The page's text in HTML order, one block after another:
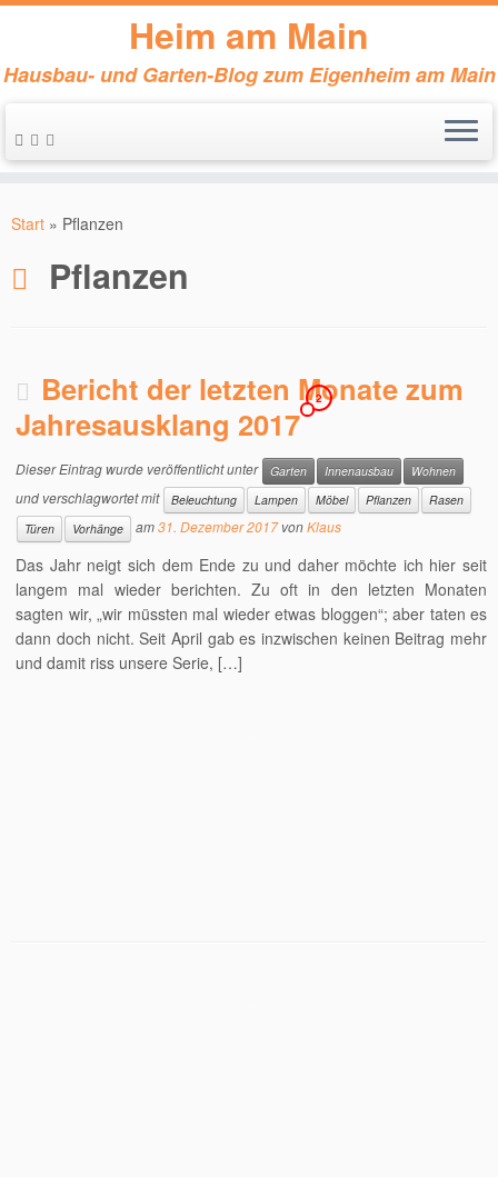
Inhalt
Heim am Main
Hausbau- und Garten-Blog zum Eigenheim am Main
Start » Pflanzen
Pflanzen
Bericht der letzten Monate zum
Jahresausklang 2017
2
Dieser Eintrag wurde veröffentlicht unter Garten Innenausbau Wohnen
und verschlagwortet mit Beleuchtung Lampen Möbel Pflanzen
Rasen
Türen
Vorhänge am31. Dezember 2017 vonKlaus
Das Jahr neigt sich dem Ende zu und daher möchte ich hier seit
langem mal wieder berichten. Zu oft in den letzten Monaten
sagten wir, „wir müssten mal wieder etwas bloggen“; aber taten es
dann doch nicht. Seit April gab es inzwischen keinen Beitrag mehr
und damit riss unsere Serie, […]